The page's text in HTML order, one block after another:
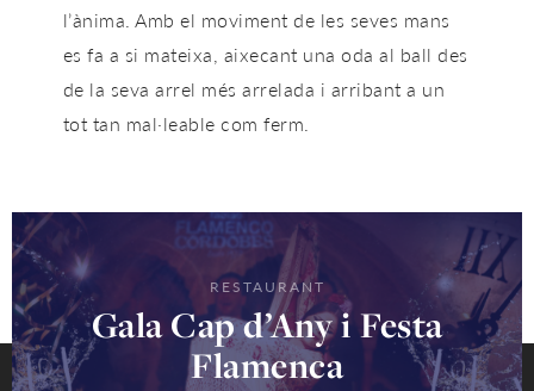
l’ànima. Amb el moviment de les seves mans
es fa a si mateixa, aixecant una oda al ball des
de la seva arrel més arrelada i arribant a un
tot tan mal·leable com ferm.
RESTAURANT
Gala Cap d’Any i Festa
Flamenca